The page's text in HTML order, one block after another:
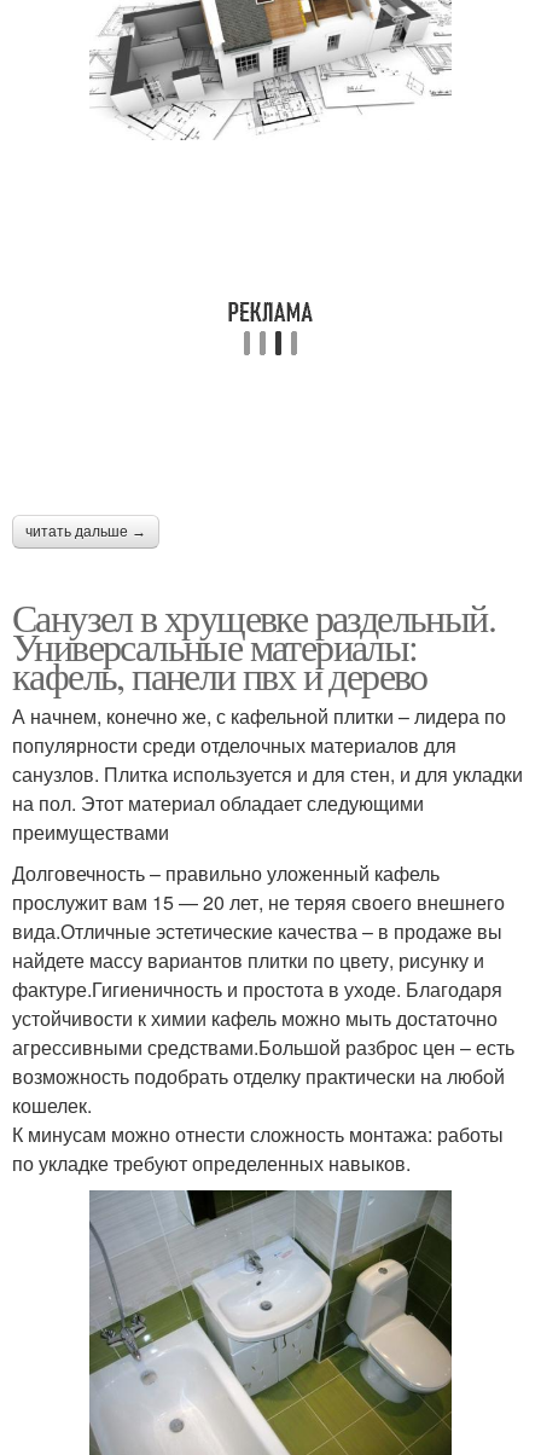
читать дальше →
Санузел в хрущевке раздельный.
Универсальные материалы:
кафель, панели пвх и дерево
А начнем, конечно же, с кафельной плитки – лидера по
популярности среди отделочных материалов для
санузлов. Плитка используется и для стен, и для укладки
на пол. Этот материал обладает следующими
преимуществами
Долговечность – правильно уложенный кафель
прослужит вам 15 — 20 лет, не теряя своего внешнего
вида.Отличные эстетические качества – в продаже вы
найдете массу вариантов плитки по цвету, рисунку и
фактуре.Гигиеничность и простота в уходе. Благодаря
устойчивости к химии кафель можно мыть достаточно
агрессивными средствами.Большой разброс цен – есть
возможность подобрать отделку практически на любой
кошелек.
К минусам можно отнести сложность монтажа: работы
по укладке требуют определенных навыков.